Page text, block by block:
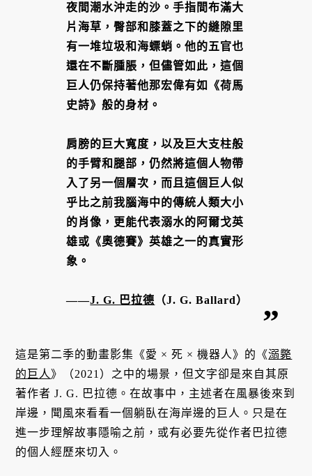
夜間潮水沖走的沙。手指間布滿大
片海草，臀部和膝蓋之下的縫隙里
有一堆垃圾和海螵蛸。他的五官也
還在不斷腫脹，但儘管如此，這個
巨人仍保持著他那宏偉有如《荷馬
史詩》般的身材。
肩膀的巨大寬度，以及巨大支柱般
的手臂和腿部，仍然將這個人物帶
入了另一個層次，而且這個巨人似
乎比之前我腦海中的傳統人類大小
的肖像，更能代表溺水的阿爾戈英
雄或《奧德賽》英雄之一的真實形
象。
——J. G. 巴拉德 （J. G. Ballard）
這是第二季的動畫影集《愛 × 死 × 機器人》的《溺斃
的巨人 》（2021）之中的場景，但文字卻是來自其原
著作者 J. G. 巴拉德。在故事中，主述者在風暴後來到
岸邊，聞風來看看一個躺臥在海岸邊的巨人。只是在
進一步理解故事隱喻之前，或有必要先從作者巴拉德
的個人經歷來切入。